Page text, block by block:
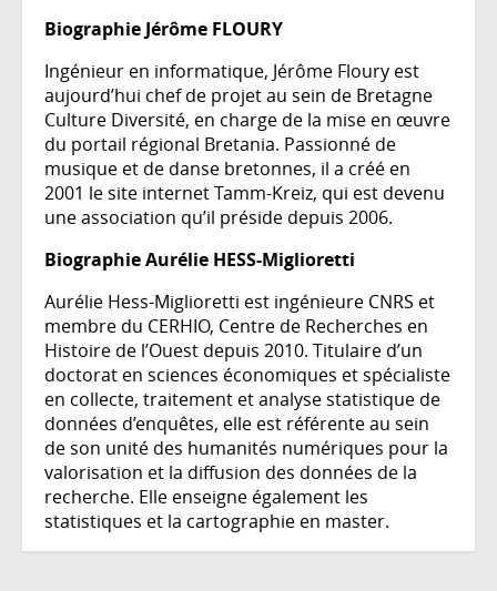
Biographie Jérôme FLOURY
Ingénieur en informatique, Jérôme Floury est
aujourd’hui chef de projet au sein de Bretagne
Culture Diversité, en charge de la mise en œuvre
du portail régional Bretania. Passionné de
musique et de danse bretonnes, il a créé en
2001 le site internet Tamm-Kreiz, qui est devenu
une association qu’il préside depuis 2006.
Biographie Aurélie HESS-Miglioretti
Aurélie Hess-Miglioretti est ingénieure CNRS et
membre du CERHIO, Centre de Recherches en
Histoire de l’Ouest depuis 2010. Titulaire d’un
doctorat en sciences économiques et spécialiste
en collecte, traitement et analyse statistique de
données d’enquêtes, elle est référente au sein
de son unité des humanités numériques pour la
valorisation et la diffusion des données de la
recherche. Elle enseigne également les
statistiques et la cartographie en master.